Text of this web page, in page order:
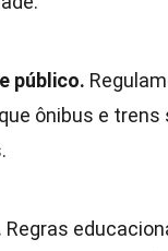
público.
ônibus e trens
Regras